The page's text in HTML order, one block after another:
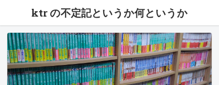
ktr の不定記というか何というか